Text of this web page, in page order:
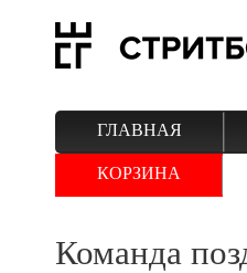
ГЛАВНАЯ
КОРЗИНА
Команда